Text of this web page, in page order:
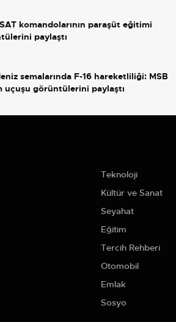
komandolarının paraşüt eğitimi
paylaştı
semalarında F-16 hareketliliği: MSB
uçuşu görüntülerini paylaştı
Teknoloji
Kültür ve Sanat
Seyahat
Eğitim
Tercih Rehberi
Otomobil
Emlak
Sosyo